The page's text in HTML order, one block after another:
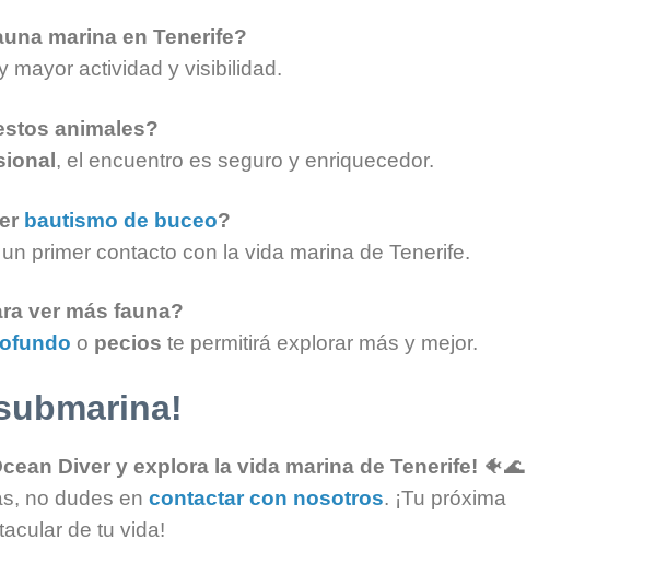
marina en Tenerife?
mayor actividad y visibilidad.
animales?
, el encuentro es seguro y enriquecedor.
bautismo de buceo?
primer contacto con la vida marina de Tenerife.
ver más fauna?
o pecios te permitirá explorar más y mejor.
Diver y explora la vida marina de Tenerife! 🐠🌊
no dudes en contactar con nosotros. ¡Tu próxima
de tu vida!